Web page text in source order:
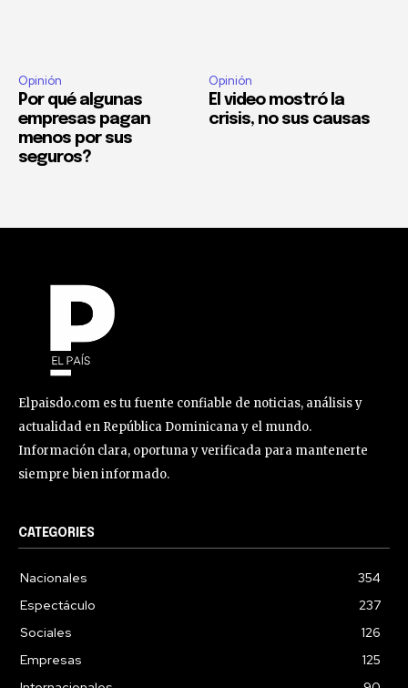
Opinión
Por qué algunas
empresas pagan
menos por sus
seguros?
Opinión
El video mostró la
crisis, no sus causas
Elpaisdo.com es tu fuente confiable de noticias, análisis y
actualidad en República Dominicana y el mundo.
Información clara, oportuna y verificada para mantenerte
siempre bien informado.
CATEGORIES
Nacionales
354
Espectáculo
237
Sociales
126
Empresas
125